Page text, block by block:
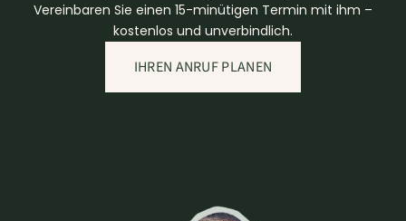
Vereinbaren Sie einen 15-minütigen Termin mit ihm –
kostenlos und unverbindlich.
IHREN ANRUF PLANEN